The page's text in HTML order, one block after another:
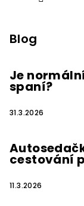
Blog
Je
spaní?
31.3.2026
cestování
11.3.2026